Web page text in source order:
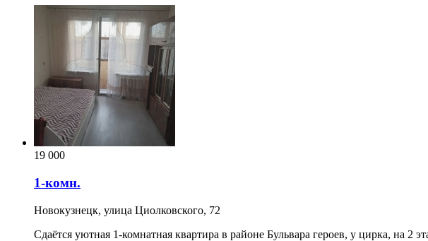
19 000
1-комн.
Новокузнецк, улица Циолковского, 72
Сдаётся уютная 1-комнатная квартира в районе Бульвара героев, у цирка, на